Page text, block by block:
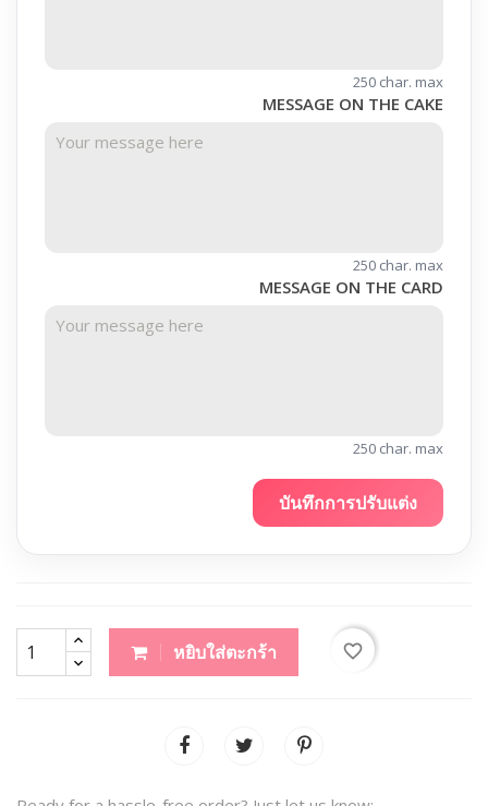
250 char. max
MESSAGE ON THE CAKE
250 char. max
MESSAGE ON THE CARD
250 char. max
บันทึกการปรับแต่ง
หยิบใส่ตะกร้า favorite_border